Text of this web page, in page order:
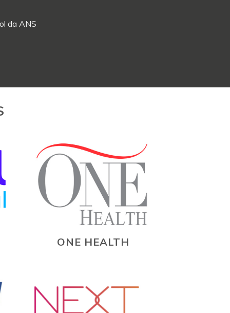
da ANS
ONE HEALTH